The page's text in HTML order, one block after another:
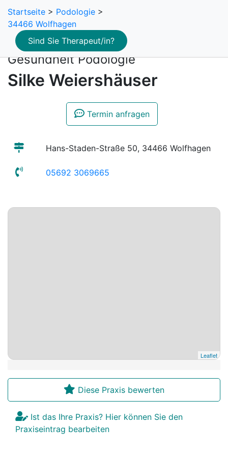
Startseite > Podologie >
34466 Wolfhagen
Sind Sie Therapeut/in?
Gesundheit Podologie
Silke Weiershäuser
Termin anfragen
Hans-Staden-Straße 50, 34466 Wolfhagen
05692 3069665
Leaflet
Diese Praxis bewerten
Ist das Ihre Praxis? Hier können Sie den
Praxiseintrag bearbeiten